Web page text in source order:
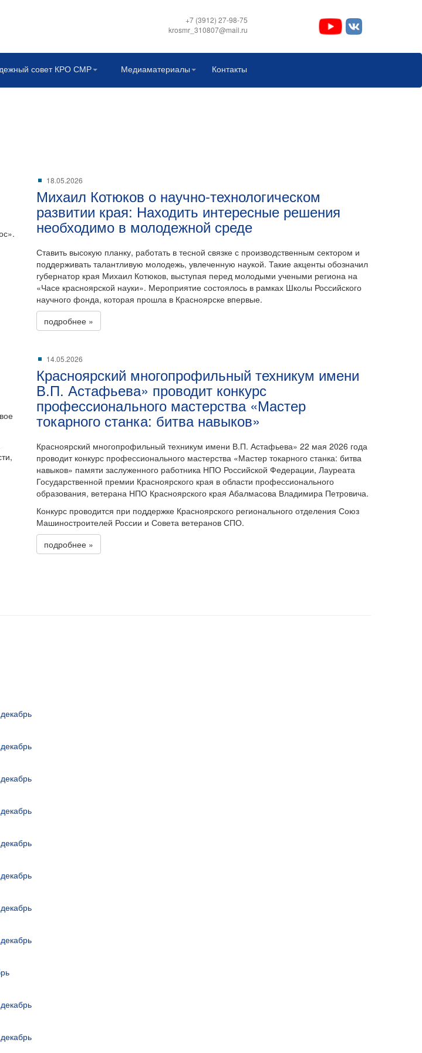
+7 (3912) 27-98-75
krosmr_310807@mail.ru
совет КРО СМР Медиаматериалы Контакты
18.05.2026
Михаил Котюков о научно-технологическом
развитии края: Находить интересные решения
необходимо в молодежной среде
Ставить высокую планку, работать в тесной связке с производственным сектором и
поддерживать талантливую молодежь, увлеченную наукой. Такие акценты обозначил
губернатор края Михаил Котюков, выступая перед молодыми учеными региона на
«Часе красноярской науки». Мероприятие состоялось в рамках Школы Российского
научного фонда, которая прошла в Красноярске впервые.
подробнее »
14.05.2026
Красноярский многопрофильный техникум имени
В.П. Астафьева» проводит конкурс
профессионального мастерства «Мастер
токарного станка: битва навыков»
Красноярский многопрофильный техникум имени В.П. Астафьева» 22 мая 2026 года
проводит конкурс профессионального мастерства «Мастер токарного станка: битва
навыков» памяти заслуженного работника НПО Российской Федерации, Лауреата
Государственной премии Красноярского края в области профессионального
образования, ветерана НПО Красноярского края Абалмасова Владимира Петровича.
Конкурс проводится при поддержке Красноярского регионального отделения Союз
Машиностроителей России и Совета ветеранов СПО.
подробнее »
декабрь
декабрь
декабрь
декабрь
декабрь
декабрь
декабрь
декабрь
декабрь
декабрь